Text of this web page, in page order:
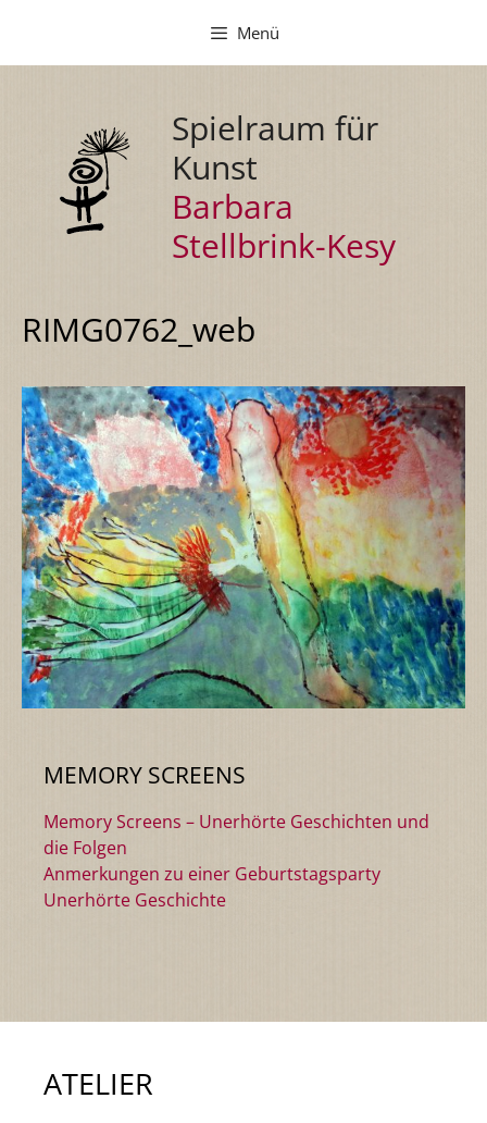
springen
Menü
Spielraum für
Kunst
Barbara
Stellbrink-Kesy
RIMG0762_web
MEMORY SCREENS
Memory Screens – Unerhörte Geschichten und
die Folgen
Anmerkungen zu einer Geburtstagsparty
Unerhörte Geschichte
ATELIER